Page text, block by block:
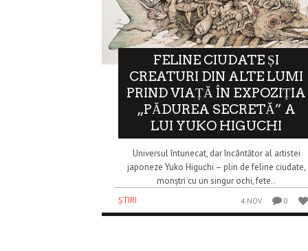
FELINE CIUDATE ȘI
CREATURI DIN ALTE LUMI
PRIND VIAȚĂ ÎN EXPOZIȚIA
„PĂDUREA SECRETĂ” A
LUI YUKO HIGUCHI
Universul întunecat, dar încântător al artistei
japoneze Yuko Higuchi – plin de feline ciudate,
monștri cu un singur ochi, fete..
ȘTIRI
4 NOV 0